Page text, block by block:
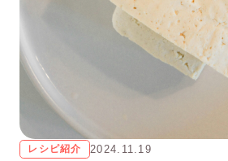
レシピ紹介 2024.11.19